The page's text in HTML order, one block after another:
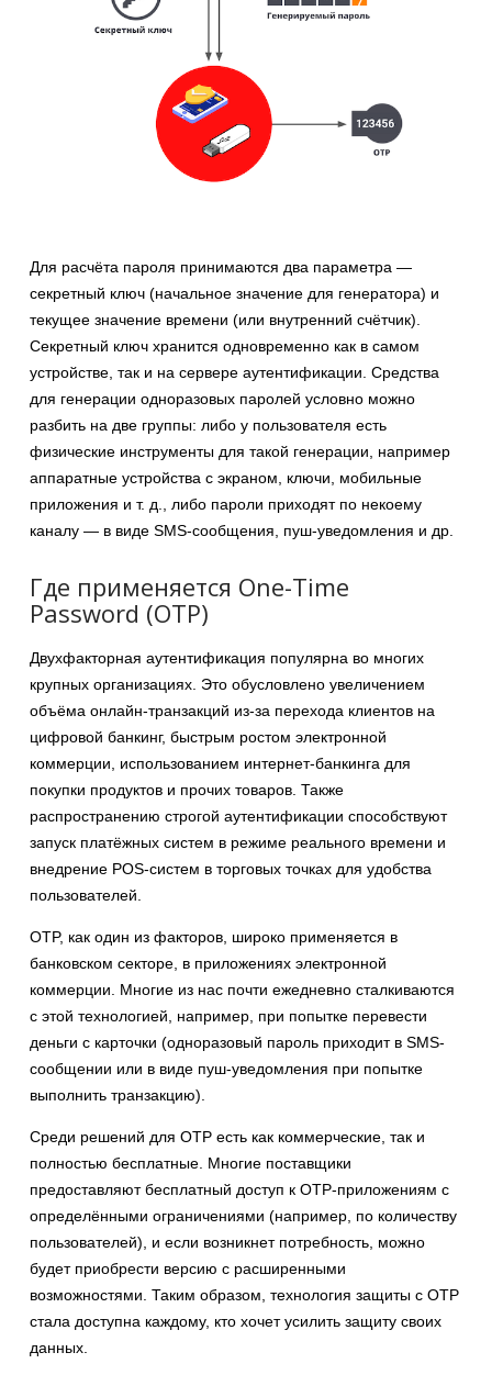
Для расчёта пароля принимаются два параметра —
секретный ключ (начальное значение для генератора) и
текущее значение времени (или внутренний счётчик).
Секретный ключ хранится одновременно как в самом
устройстве, так и на сервере аутентификации. Средства
для генерации одноразовых паролей условно можно
разбить на две группы: либо у пользователя есть
физические инструменты для такой генерации, например
аппаратные устройства с экраном, ключи, мобильные
приложения и т. д., либо пароли приходят по некоему
каналу — в виде SMS-сообщения, пуш-уведомления и др.
Где применяется One-Time
Password (OTP)
Двухфакторная аутентификация популярна во многих
крупных организациях. Это обусловлено увеличением
объёма онлайн-транзакций из-за перехода клиентов на
цифровой банкинг, быстрым ростом электронной
коммерции, использованием интернет-банкинга для
покупки продуктов и прочих товаров. Также
распространению строгой аутентификации способствуют
запуск платёжных систем в режиме реального времени и
внедрение POS-систем в торговых точках для удобства
пользователей.
OTP, как один из факторов, широко применяется в
банковском секторе, в приложениях электронной
коммерции. Многие из нас почти ежедневно сталкиваются
с этой технологией, например, при попытке перевести
деньги с карточки (одноразовый пароль приходит в SMS-
сообщении или в виде пуш-уведомления при попытке
выполнить транзакцию).
Среди решений для OTP есть как коммерческие, так и
полностью бесплатные. Многие поставщики
предоставляют бесплатный доступ к OTP-приложениям с
определёнными ограничениями (например, по количеству
пользователей), и если возникнет потребность, можно
будет приобрести версию с расширенными
возможностями. Таким образом, технология защиты с OTP
стала доступна каждому, кто хочет усилить защиту своих
данных.